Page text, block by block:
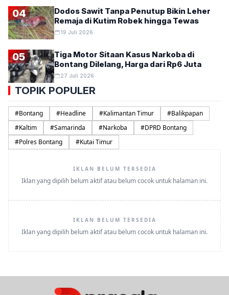
04
Dodos Sawit Tanpa Penutup Bikin Leher
Remaja di Kutim Robek hingga Tewas
19 Juli 2026
05
Tiga Motor Sitaan Kasus Narkoba di
Bontang Dilelang, Harga dari Rp6 Juta
27 Juli 2026
TOPIK POPULER
#Bontang #Headline #Kalimantan Timur #Balikpapan
#Kaltim #Samarinda #Narkoba #DPRD Bontang
#Polres Bontang #Kutai Timur
IKLAN BELUM TERSEDIA
Iklan yang dipilih belum aktif atau belum cocok untuk halaman ini.
IKLAN BELUM TERSEDIA
Iklan yang dipilih belum aktif atau belum cocok untuk halaman ini.